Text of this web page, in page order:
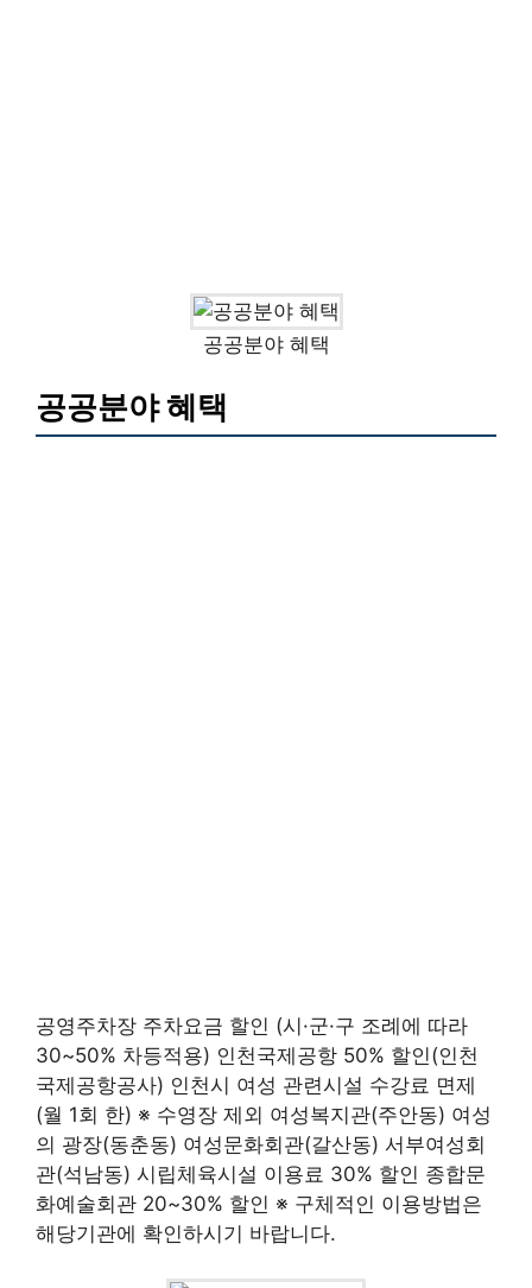
공공분야 혜택
공공분야 혜택
공영주차장 주차요금 할인 (시·군·구 조례에 따라
30~50% 차등적용) 인천국제공항 50% 할인(인천
국제공항공사) 인천시 여성 관련시설 수강료 면제
(월 1회 한) ※ 수영장 제외 여성복지관(주안동) 여성
의 광장(동춘동) 여성문화회관(갈산동) 서부여성회
관(석남동) 시립체육시설 이용료 30% 할인 종합문
화예술회관 20~30% 할인 ※ 구체적인 이용방법은
해당기관에 확인하시기 바랍니다.